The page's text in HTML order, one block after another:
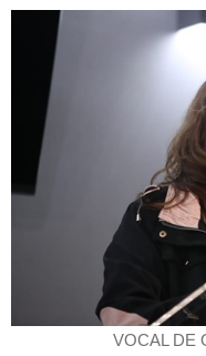
VOCAL DE